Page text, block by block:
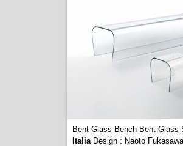
Bent Glass Bench Bent Glass
ItaliaDesign : Naoto